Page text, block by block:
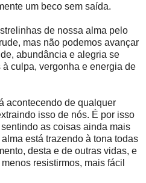
um beco sem saída.
de nossa alma pelo
mas não podemos avançar
abundância e alegria se
culpa, vergonha e energia de
acontecendo de qualquer
isso de nós. É por isso
as coisas ainda mais
está trazendo à tona todas
desta e de outras vidas, e
resistirmos, mais fácil